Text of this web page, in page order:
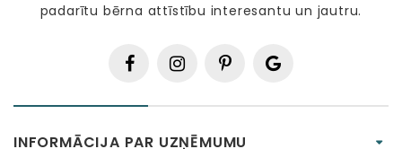
padarītu bērna attīstību interesantu un jautru.
INFORMĀCIJA PAR UZŅĒMUMU